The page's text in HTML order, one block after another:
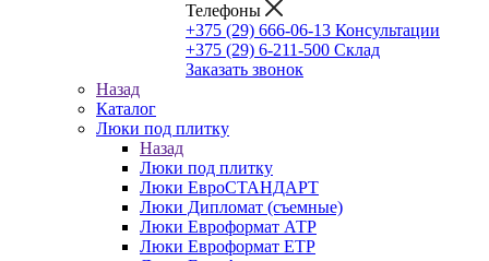
Телефоны
+375 (29) 666-06-13 Консультации
+375 (29) 6-211-500 Склад
Заказать звонок
Назад
Каталог
Люки под плитку
Назад
Люки под плитку
Люки ЕвроСТАНДАРТ
Люки Дипломат (съемные)
Люки Евроформат АТР
Люки Евроформат ЕТР